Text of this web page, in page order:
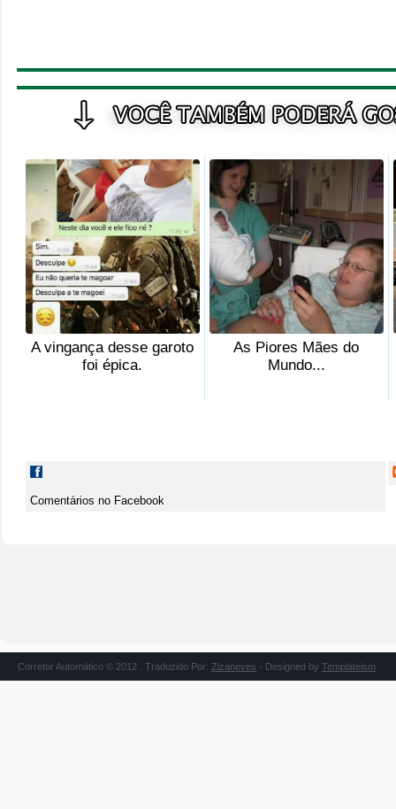
A vingança desse garoto
foi épica.
As Piores Mães do
Mundo...
Comentários no Facebook
Corretor Automático © 2012 . Traduzido Por: Zizaneves - Designed by Templateism